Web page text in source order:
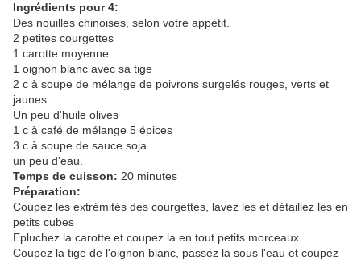
Ingrédients pour 4:
Des nouilles chinoises, selon votre appétit.
2 petites courgettes
1 carotte moyenne
1 oignon blanc avec sa tige
2 c à soupe de mélange de poivrons surgelés rouges, verts et
jaunes
Un peu d'huile olives
1 c à café de mélange 5 épices
3 c à soupe de sauce soja
un peu d'eau.
Temps de cuisson: 20 minutes
Préparation:
Coupez les extrémités des courgettes, lavez les et détaillez les en
petits cubes
Epluchez la carotte et coupez la en tout petits morceaux
Coupez la tige de l'oignon blanc, passez la sous l'eau et coupez